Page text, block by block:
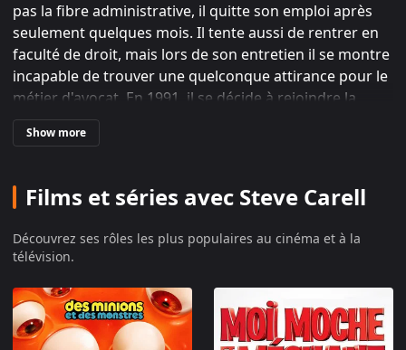
pas la fibre administrative, il quitte son emploi après
seulement quelques mois. Il tente aussi de rentrer en
faculté de droit, mais lors de son entretien il se montre
incapable de trouver une quelconque attirance pour le
métier d'avocat. En 1991, il se décide à rejoindre la
troupe de théâtre, spécialisée dans l'improvisation, The
Second City, à Chicago. Cette année marque aussi ses
P'tite arnaqueuse. C'est cependant sur le petit écran
que l'on retrouve par la suite Steve Carell. Tout d'abord,
au casting de The Dana Carvey Show, puis il se fait
surtout connaître grâce à ses passages au sein du
devenir un membre récurrent du Daily Show jusqu'en
2004. Parallèlement, Steve Carell continue à faire des
apparitions dans plusieurs comédies. Il campe ainsi un
Show more
Films et séries avec Steve Carell
Découvrez ses rôles les plus populaires au cinéma et à la
télévision.